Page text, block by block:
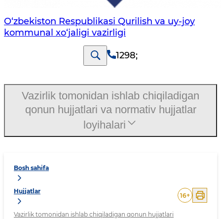
O‘zbekiston Respublikasi Qurilish va uy-joy
kommunal xo‘jaligi vazirligi
1298;
Bosh sahifa
Hujjatlar
Vazirlik tomonidan ishlab chiqiladigan qonun hujjatlari
16+
Vazirlik tomonidan ishlab chiqiladigan
qonun hujjatlari va normativ hujjatlar
loyihalari